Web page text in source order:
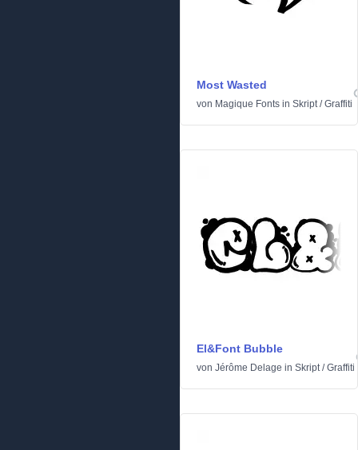
Most Wasted
von Magique Fonts in Skript/Graffiti
El&Font Bubble
von Jérôme Delage in Skript/Graffiti